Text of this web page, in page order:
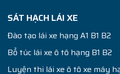
SÁT HẠCH LÁI XE
Đào tạo lái xe hạng A1 B1 B2
Bổ túc lái xe ô tô hạng B1 B2
Luyện thi lái xe ô tô xe máy